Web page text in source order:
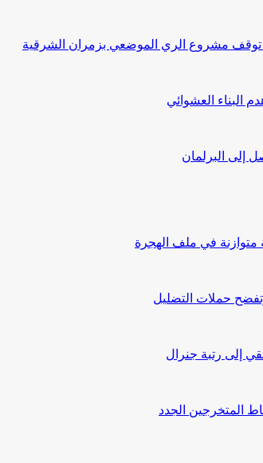
مشروع الري الموضعي بزمران الشرقية
البناء العشوائي
إلى البرلمان
في ملف الهجرة
حملات التضليل
إلى رتبة جنرال
المتخرجين الجدد